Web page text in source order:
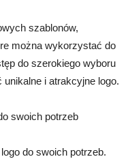
szablonów,
można wykorzystać do
do szerokiego wyboru
i atrakcyjne logo.
swoich potrzeb
do swoich potrzeb.